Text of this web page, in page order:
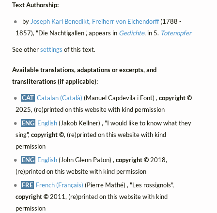
Text Authorship:
by Joseph Karl Benedikt, Freiherr von Eichendorff(1788 -
1857), "Die Nachtigallen", appears in Gedichte, in 5. Totenopfer
See othersettings of this text.
Available translations, adaptations or excerpts, and
transliterations (if applicable):
CAT Catalan (Català) (Manuel Capdevila i Font) ,copyright ©
2025, (re)printed on this website with kind permission
ENG English(Jakob Kellner) , "I would like to know what they
sing", copyright ©, (re)printed on this website with kind
permission
ENG English(John Glenn Paton) ,copyright © 2018,
(re)printed on this website with kind permission
FRE French (Français) (Pierre Mathé) , "Les rossignols",
copyright ©2011, (re)printed on this website with kind
permission